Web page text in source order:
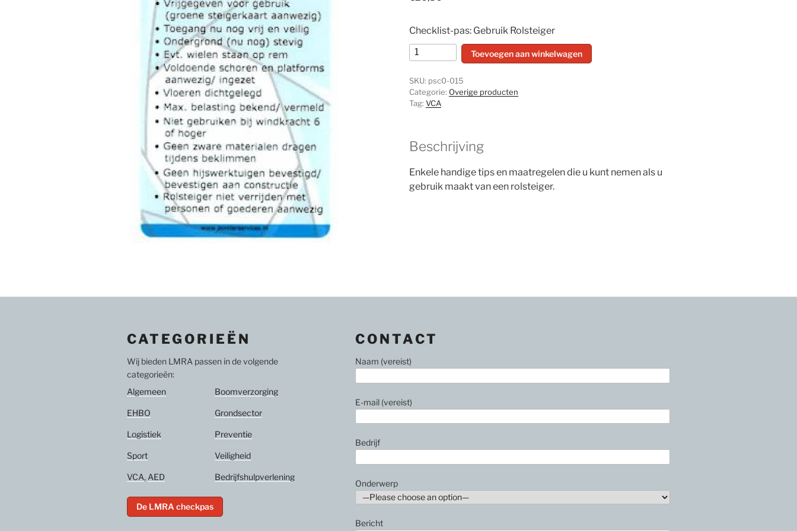
Checklist-pas: Gebruik Rolsteiger
Gebruik
Rolsteiger
-
set
van
aantal
Toevoegen aan winkelwagen
SKU: psc0-015
Categorie:Overige producten
Tag:VCA
Beschrijving
Enkele handige tips en maatregelen die u kunt nemen als u
gebruik maakt van een rolsteiger.
CATEGORIEËN
Wij bieden LMRA passen in de volgende
categorieën:
Algemeen
Boomverzorging
EHBO Grondsector
Logistiek Preventie
Sport Veiligheid
VCA, AED Bedrijfshulpverlening
De LMRA checkpas
CONTACT
Naam (vereist)
E-mail (vereist)
Bedrijf
Onderwerp
Bericht